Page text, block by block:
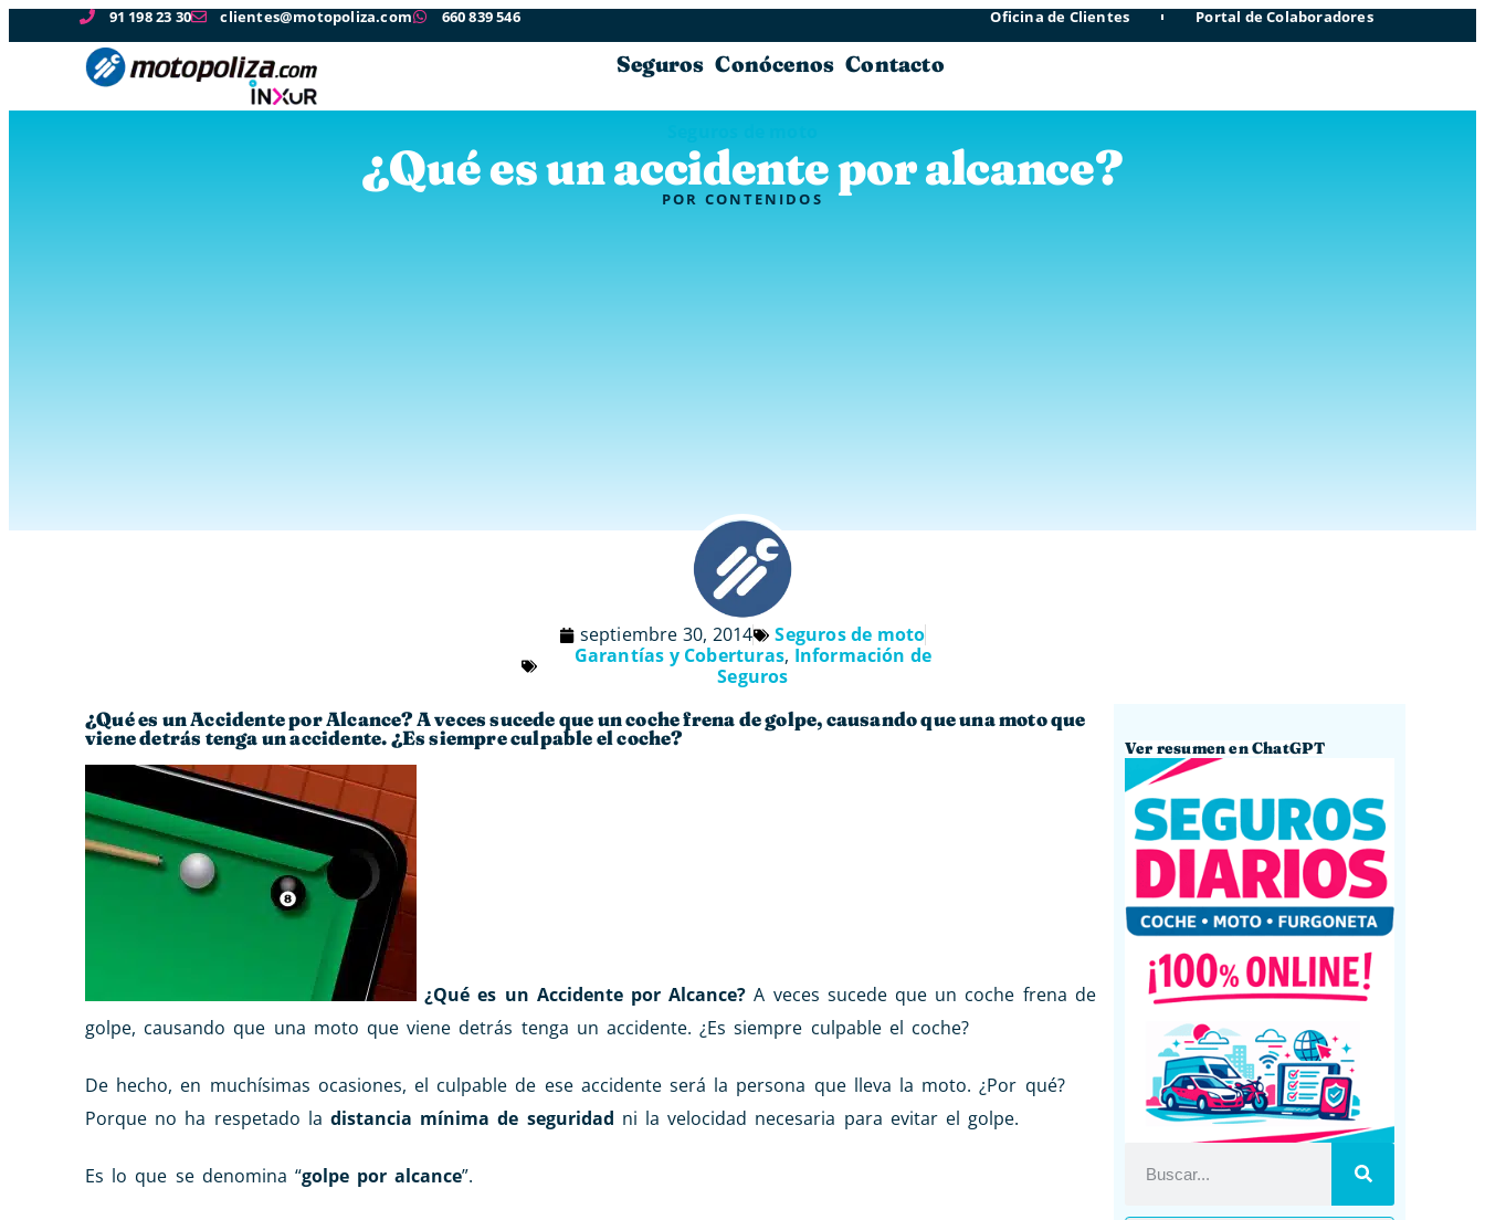
91 198 23 30 clientes@motopoliza.com 660 839 546 Oficina de Clientes Portal de Colaboradores
Seguros Conócenos Contacto
¿Qué es un accidente por alcance?
POR CONTENIDOS
septiembre 30, 2014
Seguros de moto
Garantías y Coberturas, Información de
Seguros
¿Qué es un Accidente por Alcance? A veces sucede que un coche frena de golpe, causando que una moto que
viene detrás tenga un accidente. ¿Es siempre culpable el coche?
¿Qué es un Accidente por Alcance? A veces sucede que un coche frena de
golpe, causando que una moto que viene detrás tenga un accidente. ¿Es siempre culpable el coche?
De hecho, en muchísimas ocasiones, el culpable de ese accidente será la persona que lleva la moto. ¿Por qué?
Porque no ha respetado la distancia mínima de seguridad ni la velocidad necesaria para evitar el golpe.
Es lo que se denomina “golpe por alcance”.
Ver resumen en ChatGPT